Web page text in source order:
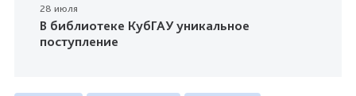
28 июля
В библиотеке КубГАУ уникальное
поступление